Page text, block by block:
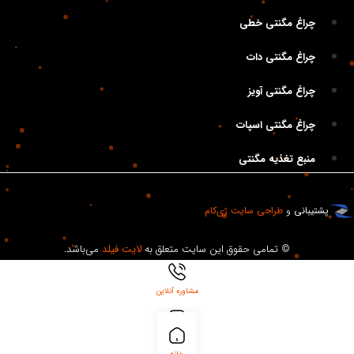
چراغ مگنتی خطی
چراغ مگنتی دات
چراغ مگنتی آویز
چراغ مگنتی اسپات
منبع تغذیه مگنتی
پشتیبانیو طراحی سایتژی‌کام
© تمامی حقوق این سایت متعلق بهلایت فیلدمی‌باشد.
مشاوره آنلاین
بلاگ